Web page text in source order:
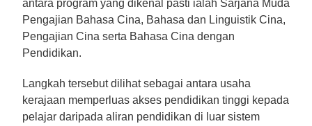
antara program yang dikenal pasti ialah Sarjana Muda
Pengajian Bahasa Cina, Bahasa dan Linguistik Cina,
Pengajian Cina serta Bahasa Cina dengan
Pendidikan.
Langkah tersebut dilihat sebagai antara usaha
kerajaan memperluas akses pendidikan tinggi kepada
pelajar daripada aliran pendidikan di luar sistem